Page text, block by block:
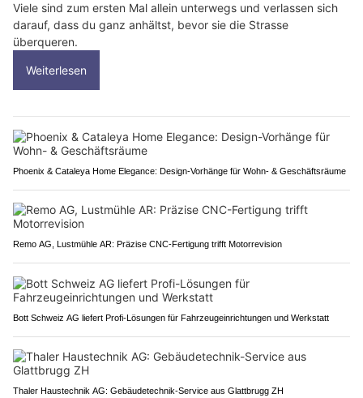
Viele sind zum ersten Mal allein unterwegs und verlassen sich
darauf, dass du ganz anhältst, bevor sie die Strasse
überqueren.
Weiterlesen
Phoenix & Cataleya Home Elegance: Design-Vorhänge für Wohn- & Geschäftsräume
Remo AG, Lustmühle AR: Präzise CNC-Fertigung trifft Motorrevision
Bott Schweiz AG liefert Profi-Lösungen für Fahrzeugeinrichtungen und Werkstatt
Thaler Haustechnik AG: Gebäudetechnik-Service aus Glattbrugg ZH